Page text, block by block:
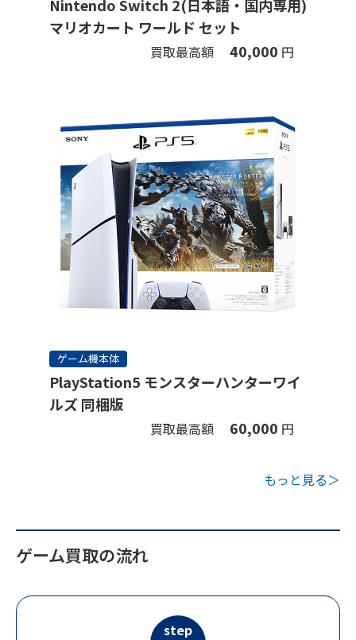
Nintendo Switch 2(日本語・国内専用)
マリオカート ワールド セット
買取最高額 40,000 円
ゲーム機本体
PlayStation5 モンスターハンターワイ
ルズ 同梱版
買取最高額 60,000 円
もっと見る＞
ゲーム買取の流れ
step